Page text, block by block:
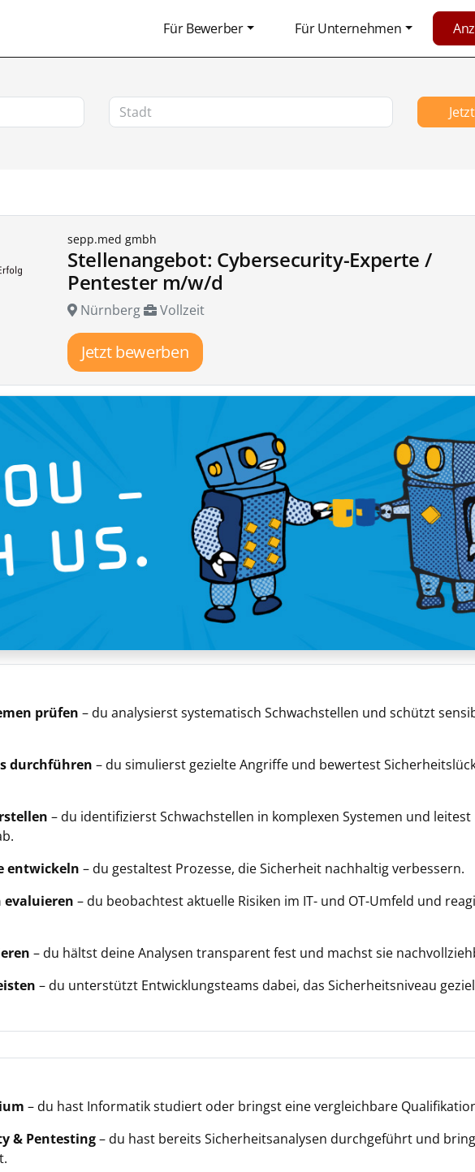
Für Bewerber Für Unternehmen
sepp.med gmbh
Stellenangebot: Cybersecurity-Experte /
Pentester m/w/d
Nürnberg Vollzeit
Jetzt bewerben
prüfen – du analysierst systematisch Schwachstellen und schützt
durchführen – du simulierst gezielte Angriffe und bewertest
– du identifizierst Schwachstellen in komplexen Systemen und leitest
entwickeln – du gestaltest Prozesse, die Sicherheit nachhaltig verbessern.
evaluieren – du beobachtest aktuelle Risiken im IT- und OT-Umfeld und
– du hältst deine Analysen transparent fest und machst sie
– du unterstützt Entwicklungsteams dabei, das Sicherheitsniveau
– du hast Informatik studiert oder bringst eine vergleichbare
& Pentesting– du hast bereits Sicherheitsanalysen durchgeführt und